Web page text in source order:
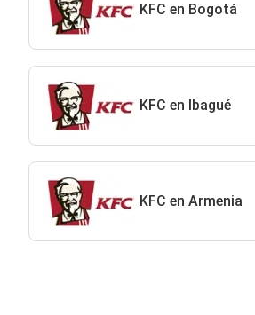
KFC en Bogotá
KFC en Ibagué
KFC en Armenia